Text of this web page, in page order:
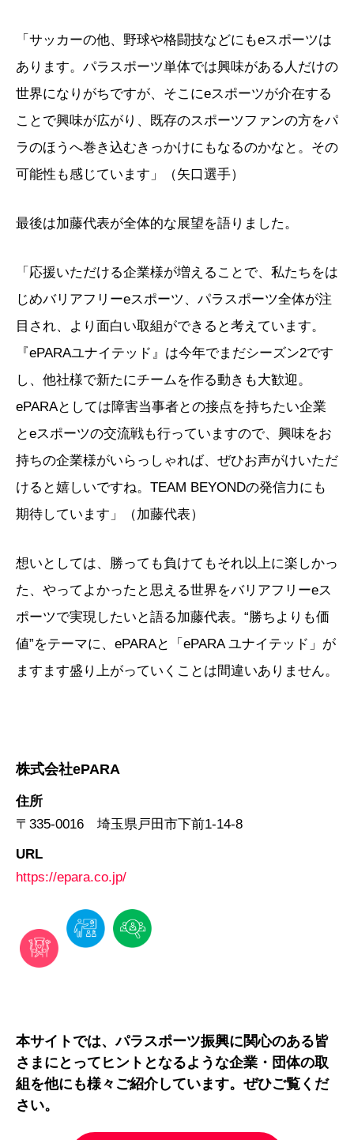
「サッカーの他、野球や格闘技などにもeスポーツは
あります。パラスポーツ単体では興味がある人だけの
世界になりがちですが、そこにeスポーツが介在する
ことで興味が広がり、既存のスポーツファンの方をパ
ラのほうへ巻き込むきっかけにもなるのかなと。その
可能性も感じています」（矢口選手）
最後は加藤代表が全体的な展望を語りました。
「応援いただける企業様が増えることで、私たちをは
じめバリアフリーeスポーツ、パラスポーツ全体が注
目され、より面白い取組ができると考えています。
『ePARAユナイテッド』は今年でまだシーズン2です
し、他社様で新たにチームを作る動きも大歓迎。
ePARAとしては障害当事者との接点を持ちたい企業
とeスポーツの交流戦も行っていますので、興味をお
持ちの企業様がいらっしゃれば、ぜひお声がけいただ
けると嬉しいですね。TEAM BEYONDの発信力にも
期待しています」（加藤代表）
想いとしては、勝っても負けてもそれ以上に楽しかっ
た、やってよかったと思える世界をバリアフリーeス
ポーツで実現したいと語る加藤代表。“勝ちよりも価
値”をテーマに、ePARAと「ePARA ユナイテッド」が
ますます盛り上がっていくことは間違いありません。
株式会社ePARA
住所
〒335-0016 埼玉県戸田市下前1-14-8
URL
https://epara.co.jp/
本サイトでは、パラスポーツ振興に関心のある皆
さまにとってヒントとなるような企業・団体の取
組を他にも様々ご紹介しています。ぜひご覧くだ
さい。